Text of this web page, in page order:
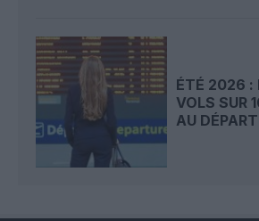
ÉTÉ 2026 :
VOLS SUR
AU